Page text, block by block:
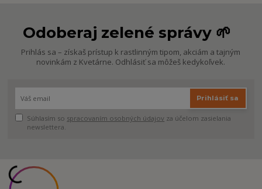
Odoberaj zelené správy 🌱
Prihlás sa – získaš prístup k rastlinným tipom, akciám a tajným
novinkám z Kvetárne. Odhlásiť sa môžeš kedykoľvek.
Prihlásiť sa
Súhlasím so spracovaním osobných údajov za účelom zasielania
newslettera.